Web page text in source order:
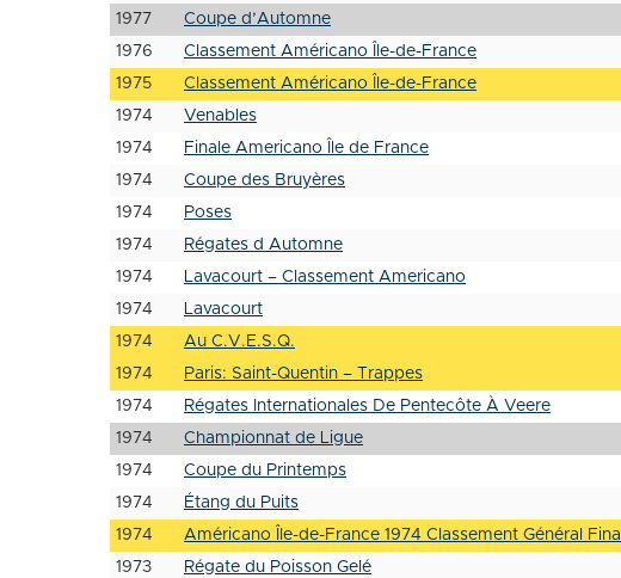
1977 Coupe d’Automne
1976 Classement Américano Île-de-France
1975 Classement Américano Île-de-France
1974 Venables
1974 Finale Americano Île de France
1974 Coupe des Bruyères
1974 Poses
1974 Régates d Automne
1974 Lavacourt – Classement Americano
1974 Lavacourt
1974 Au C.V.E.S.Q.
1974 Paris: Saint-Quentin – Trappes
1974 Régates Internationales De Pentecôte À Veere
1974 Championnat de Ligue
1974 Coupe du Printemps
1974 Étang du Puits
1974 Américano Île-de-France 1974 Classement Général Final
1973 Régate du Poisson Gelé